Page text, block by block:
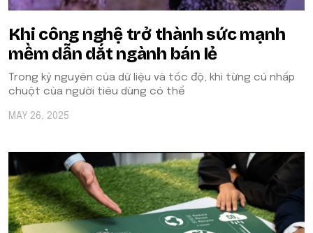
Khi công nghệ trở thành sức mạnh
mềm dẫn dắt ngành bán lẻ
Trong kỷ nguyên của dữ liệu và tốc độ, khi từng cú nhấp
chuột của người tiêu dùng có thể
MAY 26, 2025